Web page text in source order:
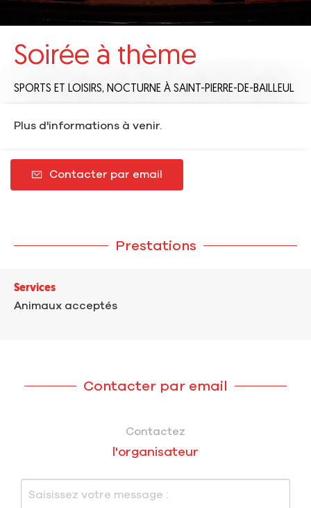
Soirée à thème
SPORTS ET LOISIRS, NOCTURNE À SAINT-PIERRE-DE-BAILLEUL
Plus d'informations à venir.
Contacter par email
Prestations
Services
Animaux acceptés
Contacter par email
Contactez
l'organisateur